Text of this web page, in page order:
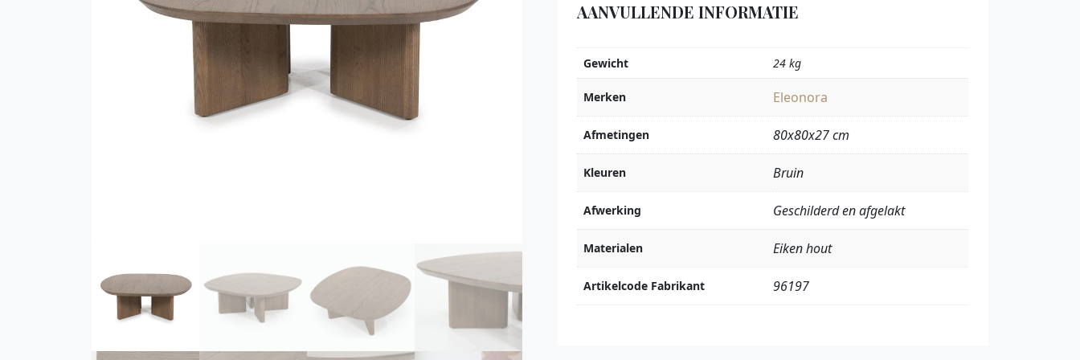
AANVULLENDE INFORMATIE
Gewicht 24 kg
Merken Eleonora
Afmetingen 80x80x27 cm
Kleuren Bruin
Afwerking Geschilderd en afgelakt
Materialen Eiken hout
Artikelcode Fabrikant 96197